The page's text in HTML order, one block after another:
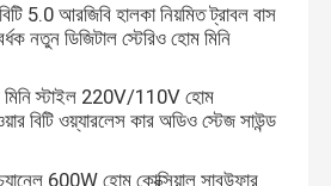
5.0 আরজিবি হালকা নিয়মিত ট্রাবল বাস
নতুন ডিজিটাল স্টেরিও হোম মিনি
স্টাইল 220V/110V হোম
বিটি ওয়্যারলেস কার অডিও স্টেজ সাউন্ড
600W হোম কোক্সিয়াল সাবউফার